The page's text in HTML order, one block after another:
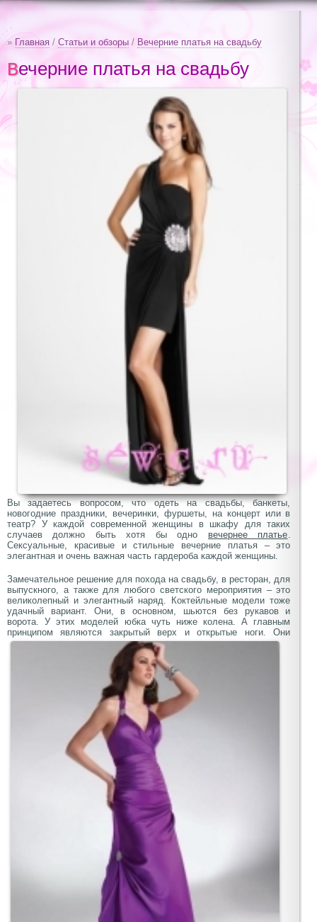
» Главная / Статьи и обзоры / Вечерние платья на свадьбу
Вечерние платья на свадьбу
Вы задаетесь вопросом, что одеть на свадьбы, банкеты,
новогодние праздники, вечеринки, фуршеты, на концерт или в
театр? У каждой современной женщины в шкафу для таких
случаев должно быть хотя бы одно вечернее платье
Сексуальные, красивые и стильные вечерние платья – это
элегантная и очень важная часть гардероба каждой женщины.
Замечательное решение для похода на свадьбу, в ресторан, для
выпускного, а также для любого светского мероприятия – это
великолепный и элегантный наряд. Коктейльные модели тоже
удачный вариант. Они, в основном, шьются без рукавов и
ворота. У этих моделей юбка чуть ниже колена. А главным
принципом являются закрытый верх и открытые ноги.Они